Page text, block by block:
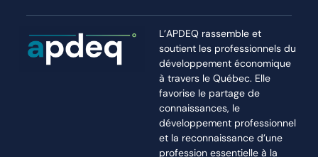
L’APDEQ rassemble et
soutient les professionnels du
développement économique
à travers le Québec. Elle
favorise le partage de
connaissances, le
développement professionnel
et la reconnaissance d’une
profession essentielle à la